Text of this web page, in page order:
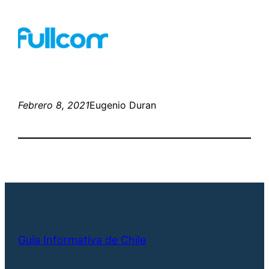
Febrero 8, 2021Eugenio Duran
Guía Informativa de Chile